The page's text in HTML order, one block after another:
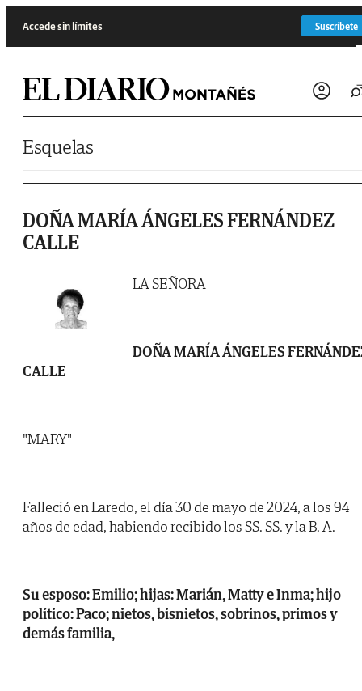
Accede sin límites Suscríbete
Esquelas
DOÑA MARÍA ÁNGELES FERNÁNDEZ
CALLE
LA SEÑORA
DOÑA MARÍA ÁNGELES
CALLE
"MARY"
Falleció en Laredo, el día 30 de mayo de 2024, a los 94
años de edad, habiendo recibido los SS. SS. y la B. A.
Su esposo: Emilio; hijas: Marián, Matty e Inma; hijo
político: Paco; nietos, bisnietos, sobrinos, primos y
demás familia,